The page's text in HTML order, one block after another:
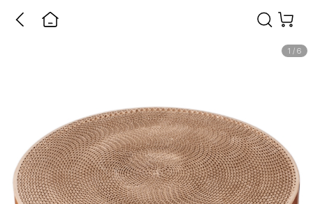
1 / 6